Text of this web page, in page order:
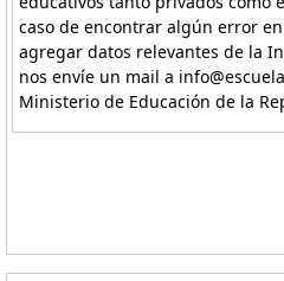
caso de encontrar algún error
agregar datos relevantes de la
nos envíe un mail a
Ministerio de Educación de la